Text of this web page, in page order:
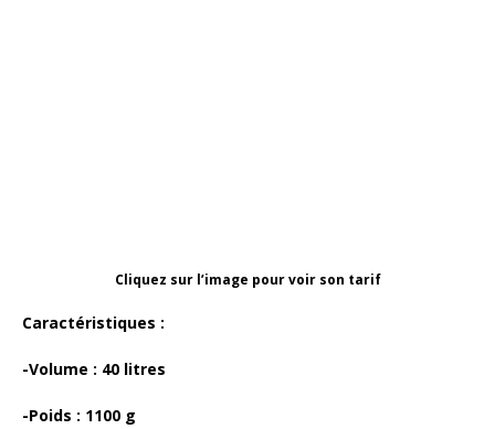
Cliquez sur l’image pour voir son tarif
Caractéristiques :
-Volume : 40 litres
-Poids : 1100 g